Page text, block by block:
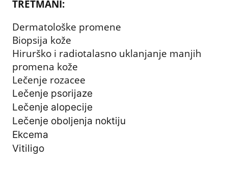
TRETMANI:
Dermatološke promene
Biopsija kože
Hirurško i radiotalasno uklanjanje manjih
promena kože
Lečenje rozacee
Lečenje psorijaze
Lečenje alopecije
Lečenje oboljenja noktiju
Ekcema
Vitiligo